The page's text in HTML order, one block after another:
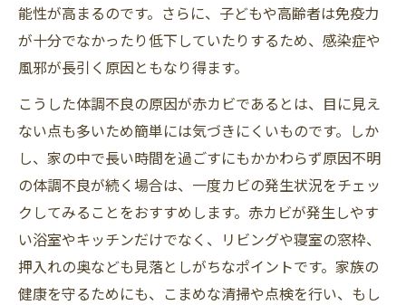
能性が高まるのです。さらに、子どもや高齢者は免疫力
が十分でなかったり低下していたりするため、感染症や
風邪が長引く原因ともなり得ます。
こうした体調不良の原因が赤カビであるとは、目に見え
ない点も多いため簡単には気づきにくいものです。しか
し、家の中で長い時間を過ごすにもかかわらず原因不明
の体調不良が続く場合は、一度カビの発生状況をチェッ
クしてみることをおすすめします。赤カビが発生しやす
い浴室やキッチンだけでなく、リビングや寝室の窓枠、
押入れの奥なども見落としがちなポイントです。家族の
健康を守るためにも、こまめな清掃や点検を行い、もし